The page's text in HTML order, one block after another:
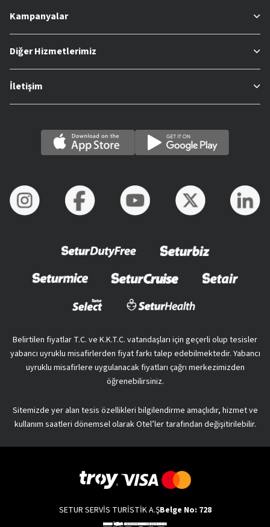
Kampanyalar
Diğer Hizmetlerimiz
İletişim
Belirtilen fiyatlar T.C. ve K.K.T.C. vatandaşları için geçerli olup tesisler
yabancı uyruklu misafirlerden fiyat farkı talep edebilmektedir. Yabancı
uyruklu misafirlere uygulanacak fiyatları çağrı merkezimizden
öğrenebilirsiniz.
Sitemizde yer alan tesis özellikleri bilgilendirme amaçlıdır, hizmet ve
kullanım saatleri dönemsel olarak Otel’ler tarafından değişitirilebilir.
SETUR SERVİS TURİSTİK A.ŞBelge No: 728